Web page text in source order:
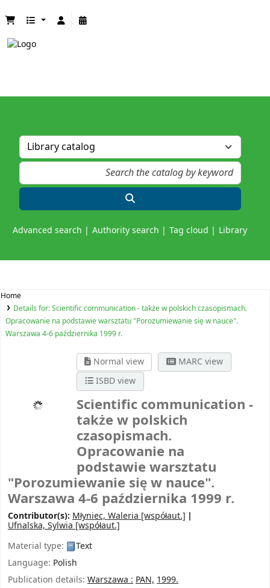
Advanced search Authority search Tag cloud Library
Home
Details for:Scientific communication - także w polskich czasopismach.
Opracowanie na podstawie warsztatu "Porozumiewanie się w nauce".
Warszawa 4-6 października 1999 r.
Normal view
MARC view
ISBD view
Scientific communication -
także w polskich
czasopismach.
Opracowanie na
podstawie warsztatu
"Porozumiewanie się w nauce".
Warszawa 4-6 października 1999 r.
Contributor(s): Młyniec, Waleria [współaut.]
Ufnalska, Sylwia [współaut.]
Material type:
Text
Language: Polish
Publication details: Warszawa : PAN, 1999.